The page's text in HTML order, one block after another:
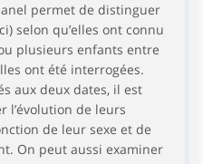
permet de distinguer
selon qu’elles ont connu
plusieurs enfants entre
ont été interrogées.
aux deux dates, il est
l’évolution de leurs
de leur sexe et de
On peut aussi examiner